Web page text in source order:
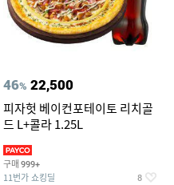
46% 22,500
피자헛 베이컨포테이토 리치골
드 L+콜라 1.25L
구매 999+
11번가 쇼킹딜 8